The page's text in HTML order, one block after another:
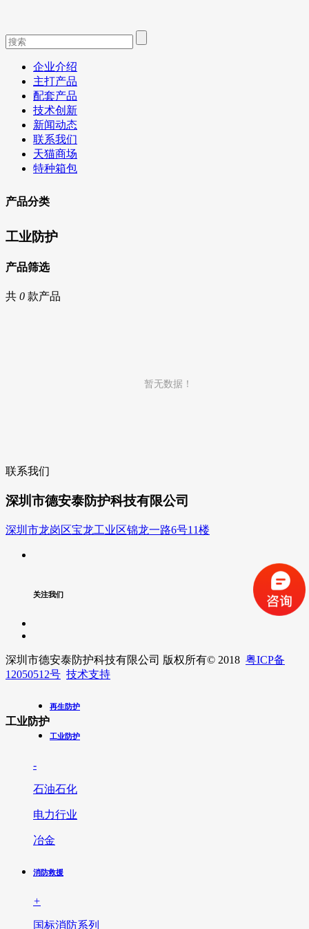
企业介绍
主打产品
配套产品
技术创新
新闻动态
联系我们
天猫商场
特种箱包
产品分类
工业防护
产品筛选
共 0 款产品
暂无数据！
联系我们
深圳市德安泰防护科技有限公司
深圳市龙岗区宝龙工业区锦龙一路6号11楼
关注我们
深圳市德安泰防护科技有限公司 版权所有© 2018 粤ICP备
12050512号 技术支持
工业防护
再生防护
工业防护
-
石油石化
电力行业
冶金
消防救援
+
国标消防系列